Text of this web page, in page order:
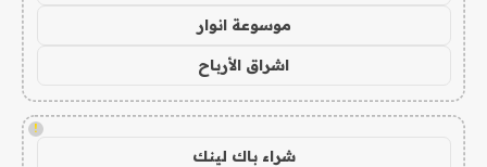
موسوعة انوار
اشراق الأرباح
!
شراء باك لينك